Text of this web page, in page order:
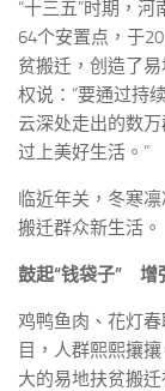
“十三五”时期，
64个安置点，于
贫搬迁，创造了
权说：“要通过持
云深处走出的数
过上美好生活。”
临近年关，冬寒
搬迁群众新生活。
鼓起“钱袋子” 增
鸡鸭鱼肉、花灯
目，人群熙熙攘
大的易地扶贫搬